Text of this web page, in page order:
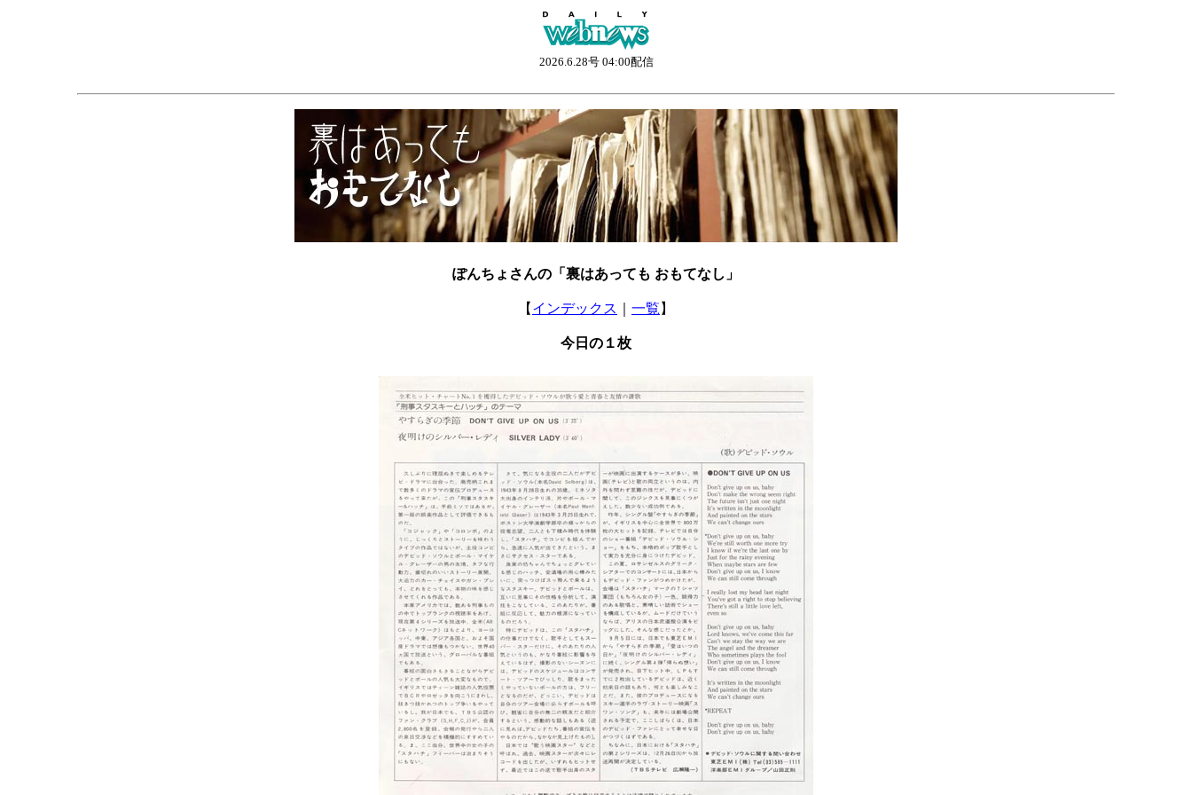
2026.6.28号 04:00配信
ぽんちょさんの「裏はあっても おもてなし」
【 インデックス 一覧 】
今日の１枚